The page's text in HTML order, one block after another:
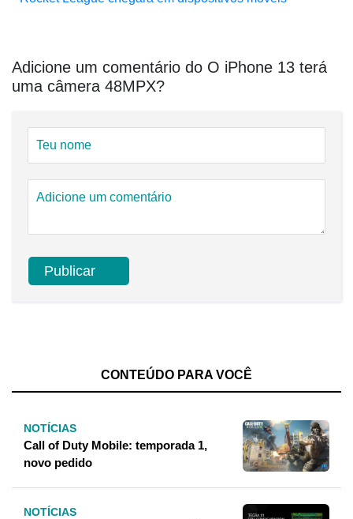
Adicione um comentário do O iPhone 13 terá
uma câmera 48MPX?
CONTEÚDO PARA VOCÊ
NOTÍCIAS
Call of Duty Mobile: temporada 1,
novo pedido
NOTÍCIAS